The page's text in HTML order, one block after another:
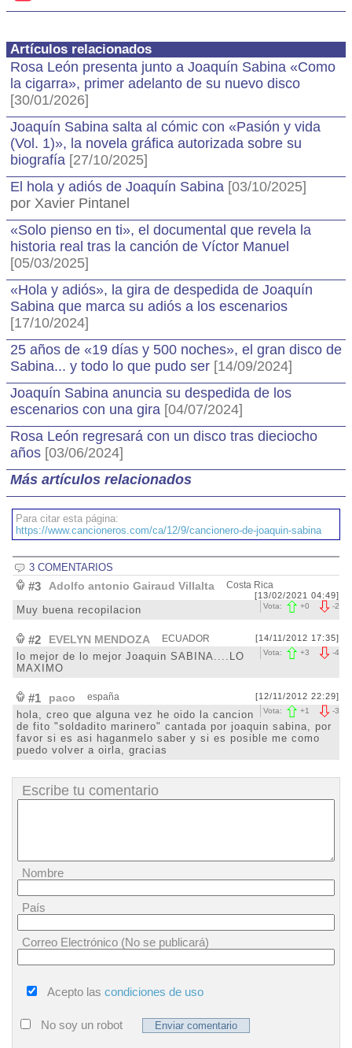
Artículos relacionados
Rosa León presenta junto a Joaquín Sabina «Como
la cigarra», primer adelanto de su nuevo disco
[30/01/2026]
Joaquín Sabina salta al cómic con «Pasión y vida
(Vol. 1)», la novela gráfica autorizada sobre su
biografía [27/10/2025]
El hola y adiós de Joaquín Sabina [03/10/2025]
por Xavier Pintanel
«Solo pienso en ti», el documental que revela la
historia real tras la canción de Víctor Manuel
[05/03/2025]
«Hola y adiós», la gira de despedida de Joaquín
Sabina que marca su adiós a los escenarios
[17/10/2024]
25 años de «19 días y 500 noches», el gran disco de
Sabina... y todo lo que pudo ser [14/09/2024]
Joaquín Sabina anuncia su despedida de los
escenarios con una gira [04/07/2024]
Rosa León regresará con un disco tras dieciocho
años [03/06/2024]
Más artículos relacionados
Para citar esta página:
https://www.cancioneros.com/ca/12/9/cancionero-de-joaquin-sabina
3 COMENTARIOS
#3 Adolfo antonio Gairaud Villalta Costa Rica
[13/02/2021 04:49]
-2
Vota: +0
Muy buena recopilacion
#2 EVELYN MENDOZA ECUADOR [14/11/2012 17:35]
-4
Vota: +3
lo mejor de lo mejor Joaquin SABINA....LO
MAXIMO
#1 paco españa [12/11/2012 22:29]
-3
Vota: +1
hola, creo que alguna vez he oido la cancion
de fito "soldadito marinero" cantada por joaquin sabina, por
favor si es asi haganmelo saber y si es posible me como
puedo volver a oirla, gracias
Escribe tu comentario
Nombre
País
Correo Electrónico (No se publicará)
Acepto las condiciones de uso
No soy un robot